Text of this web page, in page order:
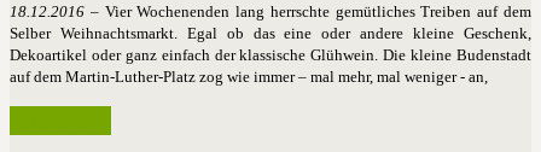
18.12.2016 – Vier Wochenenden lang herrschte gemütliches Treiben auf dem
Selber Weihnachtsmarkt. Egal ob das eine oder andere kleine Geschenk,
Dekoartikel oder ganz einfach der klassische Glühwein. Die kleine Budenstadt
auf dem Martin-Luther-Platz zog wie immer – mal mehr, mal weniger - an,